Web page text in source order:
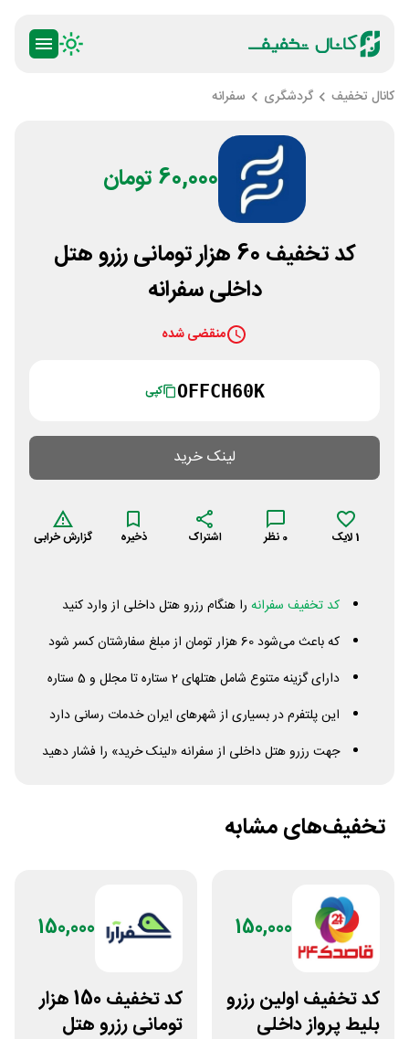
کانال تخفیف گردشگری سفرانه
60,000 تومان
کد تخفیف 60 هزار تومانی رزرو هتل
داخلی سفرانه
منقضی شده
OFFCH60K کپی
لینک خرید
1لایک 0 نظر اشتراک ذخیره گزارش خرابی
کد تخفیف سفرانه را هنگام رزرو هتل داخلی از وارد کنید
که باعث می‌شود 60 هزار تومان از مبلغ سفارشتان کسر شود
دارای گزینه متنوع شامل هتلهای 2 ستاره تا مجلل و 5 ستاره
این پلتفرم در بسیاری از شهرهای ایران خدمات رسانی دارد
جهت رزرو هتل داخلی از سفرانه «لینک خرید» را فشار دهید
تخفیف‌های مشابه
150,000
کد تخفیف اولین رزرو
بلیط پرواز داخلی
150,000
کد تخفیف 150 هزار
تومانی رزرو هتل